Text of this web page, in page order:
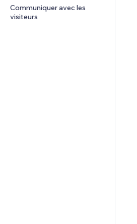
Communiquer avec les
visiteurs